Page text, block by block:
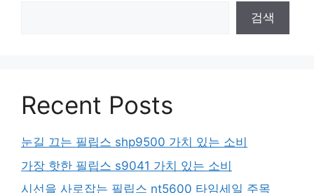
검색
Recent Posts
눈길 끄는 필립스 shp9500 가치 있는 소비
가장 핫한 필립스 s9041 가치 있는 소비
시선을 사로잡는 필립스 nt5600 타임세일 주목